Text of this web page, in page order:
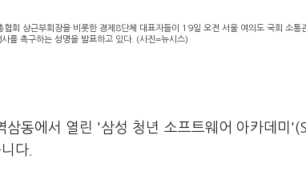
회 상근부회장을 비롯한 경제8단체 대표자들이 19일 오전 서울 여의도 국회 소통
를 촉구하는 성명을 발표하고 있다. (사진=뉴시스)
동에서 열린 '삼성 청년 소프트웨어 아카데미
다.